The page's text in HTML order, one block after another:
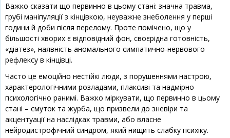
Важко сказати що первинно в цьому стані: значна травма,
грубі маніпуляції з кінцівкою, неуважне знеболення у перші
години й доби після перелому. Проте помічено, що у
більшості хворих є відповідний фон, своєрідна готовність,
«діатез», наявність аномального симпатично-нервового
рефлексу в кінцівці.
Часто це емоційно нестійкі люди, з порушеннями настрою,
характерологічними розладами, плаксиві та надмірно
психологічно ранимі. Важко міркувати, що первинно в цьому
стані – смуток та журба, що призвели до зневіри та
акцентуації на наслідках травми, або власне
нейродистрофічний синдром, який нищить слабку психіку.